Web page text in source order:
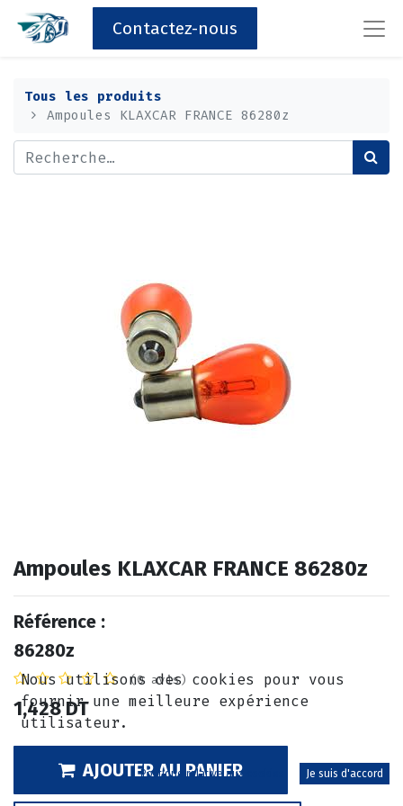
Contactez-nous
Tous les produits
Ampoules KLAXCAR FRANCE 86280z
Ampoules KLAXCAR FRANCE 86280z
Référence :
86280z
(0 avis)
1,428DT
AJOUTER AU PANIER
Nous utilisons des cookies pour vous
fournir une meilleure expérience
utilisateur.
Politique relative aux cookies Je suis d'accord